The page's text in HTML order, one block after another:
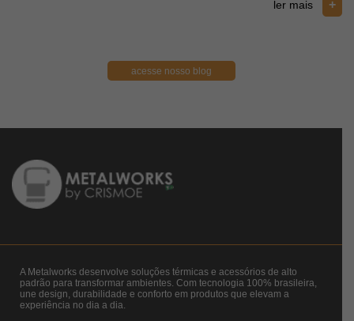
ler mais +
acesse nosso blog
A Metalworks desenvolve soluções térmicas e acessórios de alto
padrão para transformar ambientes. Com tecnologia 100% brasileira,
une design, durabilidade e conforto em produtos que elevam a
experiência no dia a dia.